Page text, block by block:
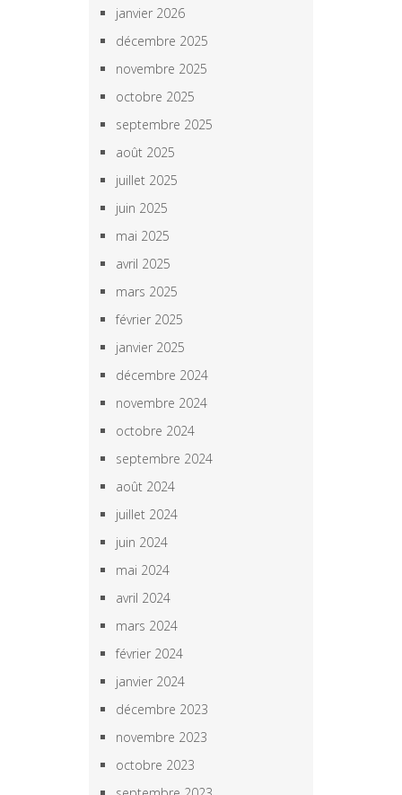
janvier 2026
décembre 2025
novembre 2025
octobre 2025
septembre 2025
août 2025
juillet 2025
juin 2025
mai 2025
avril 2025
mars 2025
février 2025
janvier 2025
décembre 2024
novembre 2024
octobre 2024
septembre 2024
août 2024
juillet 2024
juin 2024
mai 2024
avril 2024
mars 2024
février 2024
janvier 2024
décembre 2023
novembre 2023
octobre 2023